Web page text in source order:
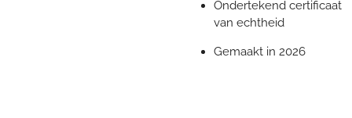
Ondertekend certificaat
van echtheid
Gemaakt in 2026